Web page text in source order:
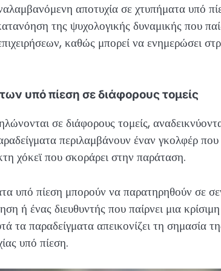
αποτυχία σε χτυπήματα υπό
της ψυχολογικής δυναμικής που
καθώς μπορεί να ενημερώσει
υπό πίεση σε διάφορους τομείς
σε διάφορους τομείς,
περιλαμβάνουν έναν γκολφέρ που
χόκεϊ που σκοράρει στην παράταση.
υπό πίεση μπορούν να παρατηρηθούν σε
ή ένας διευθυντής που παίρνει μια
τα παραδείγματα απεικονίζει τη σημασία
υπό πίεση.